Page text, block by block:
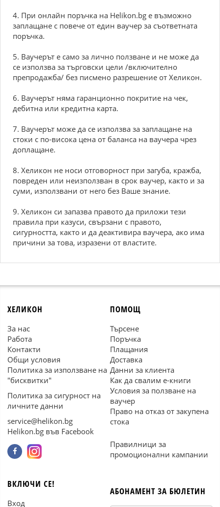
4. При онлайн поръчка на Helikon.bg е възможно
заплащане с повече от един ваучер за съответната
поръчка.
5. Ваучерът е само за лично ползване и не може да
се използва за търговски цели /включително
препродажба/ без писмено разрешение от Хеликон.
6. Ваучерът няма гаранционно покритие на чек,
дебитна или кредитна карта.
7. Ваучерът може да се използва за заплащане на
стоки с по-висока цена от баланса на ваучера чрез
доплащане.
8. Хеликон не носи отговорност при загуба, кражба,
повреден или неизползван в срок ваучер, както и за
суми, използвани от него без Ваше знание.
9. Хеликон си запазва правото да приложи тези
правила при казуси, свързани с правото,
сигурността, както и да деактивира ваучера, ако има
причини за това, изразени от властите.
ХЕЛИКОН
За нас
Работа
Контакти
Общи условия
Политика за използване на
"бисквитки"
Политика за сигурност на
личните данни
service@helikon.bg
Helikon.bg във Facebook
ПОМОЩ
Търсене
Поръчка
Плащания
Доставка
Данни за клиента
Как да свалим е-книги
Условия за ползване на
ваучер
Право на отказ от закупена
стока
Правилници за
промоционални кампании
ВКЛЮЧИ СЕ!
Вход
АБОНАМЕНТ ЗА БЮЛЕТИН